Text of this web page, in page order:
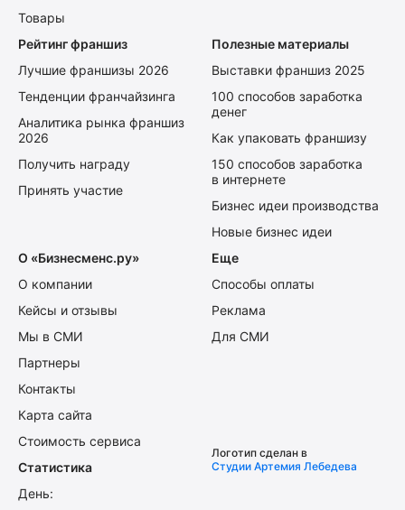
Товары
Рейтинг франшиз
Лучшие франшизы 2026
Тенденции франчайзинга
Аналитика рынка франшиз
2026
Получить награду
Принять участие
Полезные материалы
Выставки франшиз 2025
100 способов заработка
денег
Как упаковать франшизу
150 способов заработка
в интернете
Бизнес идеи производства
Новые бизнес идеи
О «Бизнесменс.ру»
О компании
Кейсы и отзывы
Мы в СМИ
Партнеры
Контакты
Карта сайта
Стоимость сервиса
Еще
Способы оплаты
Реклама
Для СМИ
Статистика
День:
Логотип сделан в
Студии Артемия Лебедева